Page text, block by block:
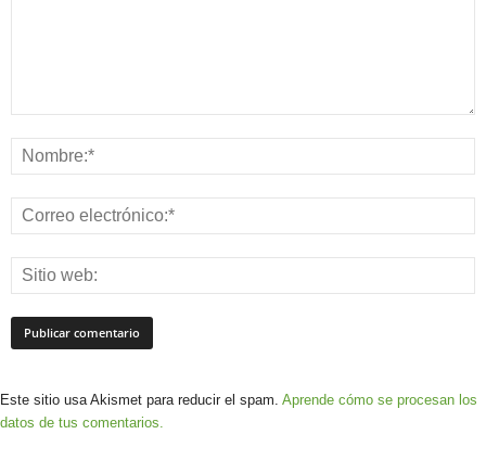
Este sitio usa Akismet para reducir el spam. Aprende cómo se procesan los
datos de tus comentarios.